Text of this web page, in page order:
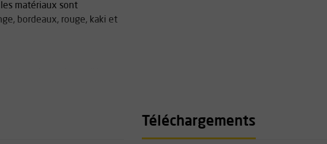
matériaux sont
bordeaux, rouge, kaki et
assurent une circulation
extensible), des genoux
Téléchargements